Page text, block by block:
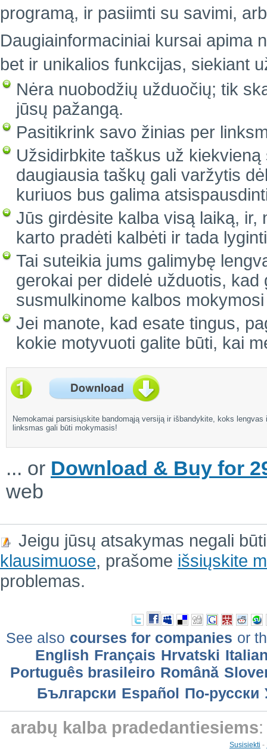
programą, ir pasiimti su savimi,
Daugiainformaciniai kursai apima
bet ir unikalios funkcijas, siekiant
Nėra nuobodžių užduočių; tik
jūsų pažangą.
Pasitikrink savo žinias per
Užsidirbkite taškus už
daugiausia taškų gali varžytis
kuriuos bus galima
Jūs girdėsite kalba visą laiką, ir,
karto pradėti kalbėti ir tada
Tai suteikia jums galimybę
gerokai per didelė užduotis,
susmulkinome kalbos
Jei manote, kad esate tingus,
kokie motyvuoti galite būti, kai
Nemokamai parsisiųskite bandomąją versiją ir išbandykite, koks lengvas
linksmas gali būti mokymasis!
... or Download & Buy for
web
Jeigu jūsų atsakymas negali
klausimuose, prašome išsiųskite
problemas.
See also courses for companies or
English Français Hrvatski
Português brasileiro Română
Български Еspañol По-русски
arabų kalba pradedantiesiems
Susisiekti -